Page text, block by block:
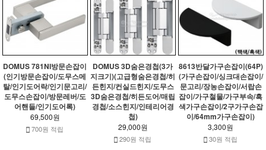
DOMUS 781NI방문손잡이
(인기방문손잡이/도무스메
탈/인기도어락/인기문고리/
도무스손잡이/방문레버/도
어핸들/인기도어록)
69,500원
700원 적립
DOMUS 3D숨은경첩(3가
지크기)(고급형숨은경첩/히
든힌지/컨실드힌지/도무스
3D숨은경첩/히든도어/매립
경첩/소스힌지/인테리어경
첩)
29,000원
290원 적립
8613반달가구손잡이(64P)
(가구손잡이/싱크대손잡이/
문고리/장농손잡이/서랍손
잡이/가구철물/가구부속/흑
색가구손잡이/2구가구손잡
이/64mm가구손잡이)
3,300원
30원 적립